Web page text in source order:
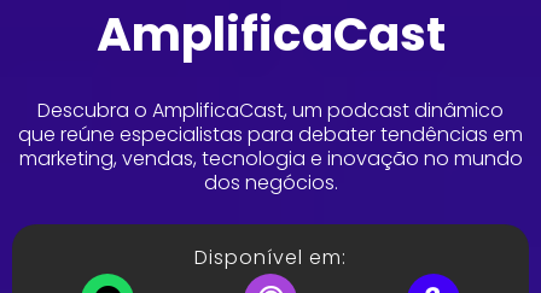
AmplificaCast
Descubra o AmplificaCast, um podcast dinâmico
que reúne especialistas para debater tendências em
marketing, vendas, tecnologia e inovação no mundo
dos negócios.
Disponível em: